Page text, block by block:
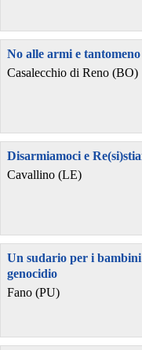
No alle armi e
Casalecchio di Reno (BO)
Disarmiamoci e
Cavallino (LE)
Un sudario per i
genocidio
Fano (PU)